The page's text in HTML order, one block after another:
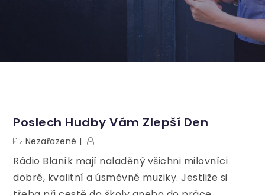
Poslech Hudby Vám Zlepší Den
Nezařazené
Rádio Blaník mají naladěný všichni milovníci
dobré, kvalitní a úsměvné muziky. Jestliže si